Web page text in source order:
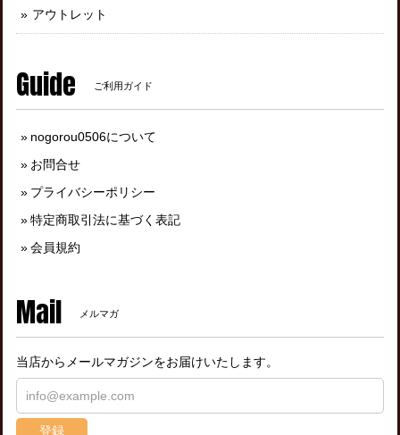
アウトレット
Guide ご利用ガイド
nogorou0506について
お問合せ
プライバシーポリシー
特定商取引法に基づく表記
会員規約
Mail メルマガ
当店からメールマガジンをお届けいたします。
登録